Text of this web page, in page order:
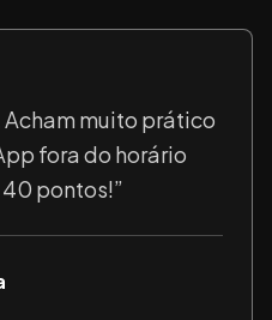
Acham muito prático
fora do horário
pontos!”